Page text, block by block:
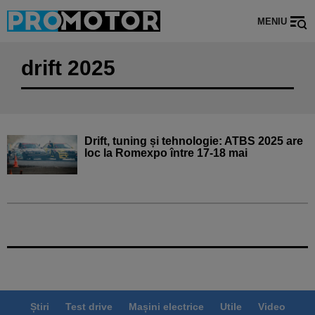
MENIU
drift 2025
Drift, tuning și tehnologie: ATBS 2025 are
loc la Romexpo între 17-18 mai
Știri Test drive Mașini electrice Utile
Video